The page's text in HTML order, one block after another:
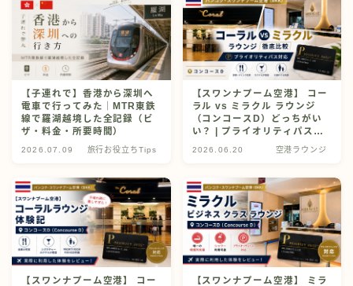
【子連れで】香港から深圳へ
電車で行ってみた｜MTR東鉄
線で羅湖越境した全記録（ビ
ザ・料金・所要時間）
2026.07.09 旅行お役立ちTips
【スワンナプーム空港】 コー
ラル vs ミラクル ラウンジ
（コンコースD）どっちがい
い？ | プライオリティパス対
2026.06.20 空港ラウンジ
【スワンナプーム空港】 コー
【スワンナプーム空港】 ミラ